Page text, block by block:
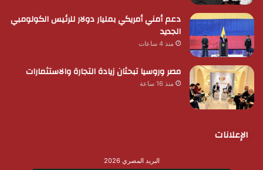
دعم أمني أمريكي بمليار دولار للرئيس الكولومبي
الجديد
منذ 4 ساعات
مصر وروسيا تبحثان زيادة التجارة والاستثمارات
منذ 16 ساعة
الإعلانات
البريد المصري 2026